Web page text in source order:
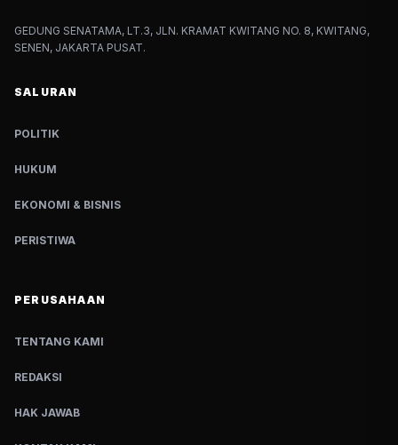
GEDUNG SENATAMA, LT.3, JLN. KRAMAT KWITANG NO. 8, KWITANG,
SENEN, JAKARTA PUSAT.
SALURAN
POLITIK
HUKUM
EKONOMI & BISNIS
PERISTIWA
PERUSAHAAN
TENTANG KAMI
REDAKSI
HAK JAWAB